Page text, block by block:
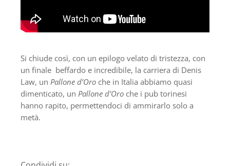
Si chiude così, con un epilogo velato di tristezza, con
un finale beffardo e incredibile, la carriera di Denis
Law, un Pallone d’Oro che in Italia abbiamo quasi
dimenticato, un Pallone d’Oro che i pub torinesi
hanno rapito, permettendoci di ammirarlo solo a
metà.